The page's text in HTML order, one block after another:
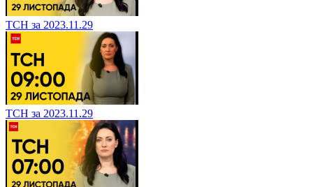
ТСН за 2023.11.29
ТСН за 2023.11.29